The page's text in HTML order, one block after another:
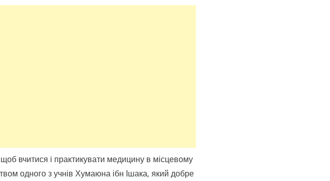
вчитися і практикувати медицину в місцевому
одного з учнів Хумаюна ібн Ішака, який добре